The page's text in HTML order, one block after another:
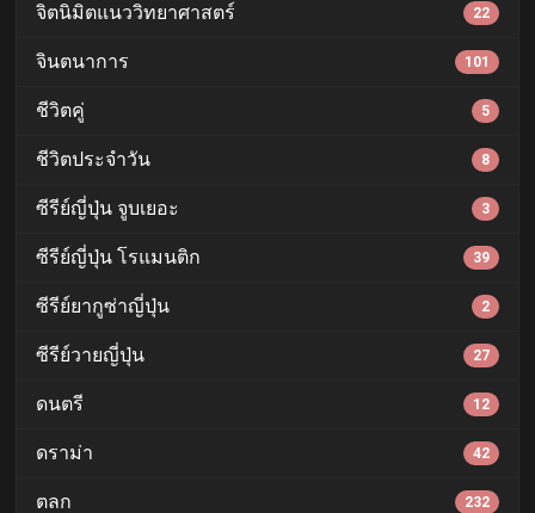
จิตนิมิตแนววิทยาศาสตร์ 22
จินตนาการ 101
ชีวิตคู่ 5
ชีวิตประจำวัน 8
ซีรีย์ญี่ปุ่น จูบเยอะ 3
ซีรีย์ญี่ปุ่น โรแมนติก 39
ซีรีย์ยากูซ่าญี่ปุ่น 2
ซีรีย์วายญี่ปุ่น 27
ดนตรี 12
ดราม่า 42
ตลก 232